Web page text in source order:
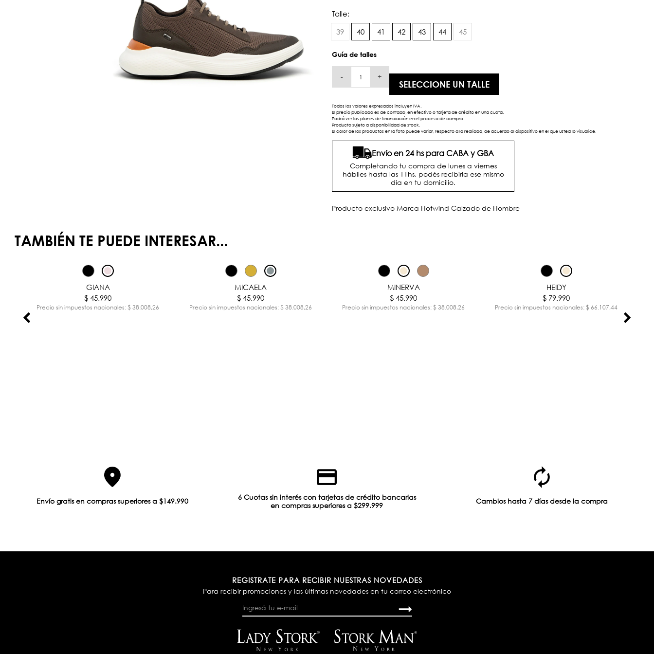
Talle:
39 40 41 42 43 44 45
Guía de talles
- +
SELECCIONE UN TALLE
Todos los valores expresados incluyen IVA.
El precio publicado es de contado, en efectivo o tarjeta de crédito en una cuota.
Podrá ver los planes de financiación en el proceso de compra.
Producto sujeto a disponibilidad de stock.
El color de los productos en la foto puede variar, respecto a la realidad, de acuerdo al dispositivo en el que usted lo visualice.
Envío en 24 hs para CABA y GBA
Completando tu compra de lunes a viernes
hábiles hasta las 11hs, podés recibirla ese mismo
día en tu domicilio.
Producto exclusivo Marca Hotwind Calzado de Hombre
TAMBIÉN TE PUEDE INTERESAR...
GIANA
$ 45.990
Precio sin impuestos nacionales: $ 38.008,26
MICAELA
$ 45.990
Precio sin impuestos nacionales: $ 38.008,26
MINERVA
$ 45.990
Precio sin impuestos nacionales: $ 38.008,26
HEIDY
$ 79.990
Precio sin impuestos nacionales: $ 66.107,44
Envío gratis en compras superiores a $149.990
6 Cuotas sin interés con tarjetas de crédito bancarias
en compras superiores a $299.999
Cambios hasta 7 días desde la compra
REGISTRATE PARA RECIBIR NUESTRAS NOVEDADES
Para recibir promociones y las últimas novedades en tu correo electrónico